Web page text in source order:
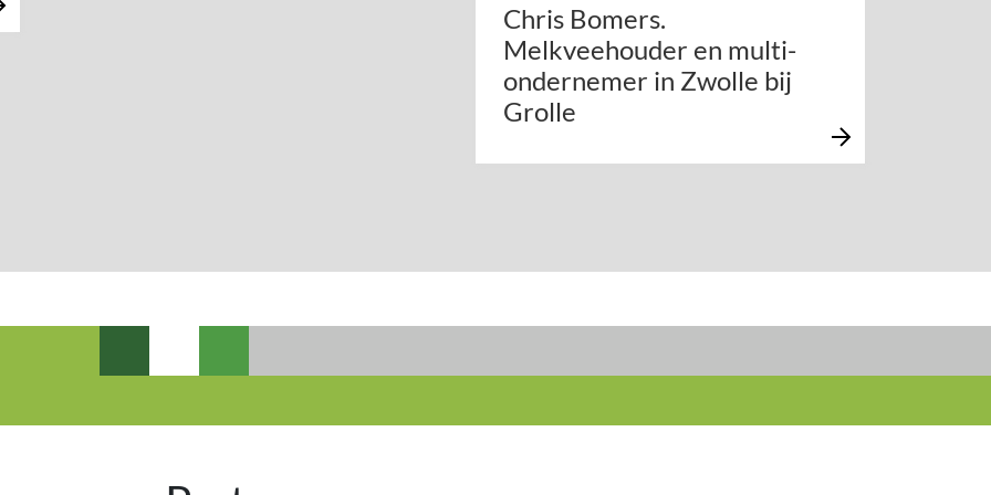
Chris Bomers.
Melkveehouder en multi-
ondernemer in Zwolle bij
Grolle